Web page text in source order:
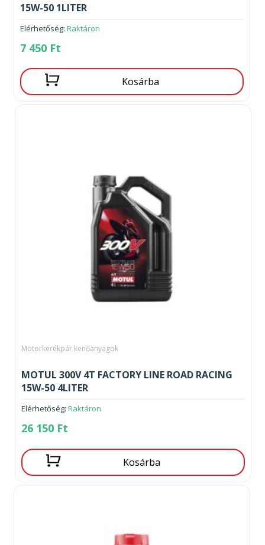
15W-50 1LITER
Elérhetőség: Raktáron
7 450 Ft
Kosárba
Motorkerékpár kenőanyagok
MOTUL 300V 4T FACTORY LINE ROAD RACING
15W-50 4LITER
Elérhetőség: Raktáron
26 150 Ft
Kosárba